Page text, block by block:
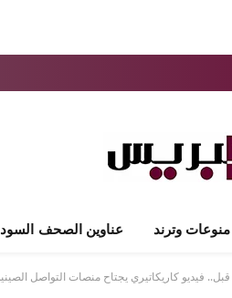
منوعات وترند عناوين الصحف
قبل.. فيديو كاريكاتيري يجتاح منصات التواصل